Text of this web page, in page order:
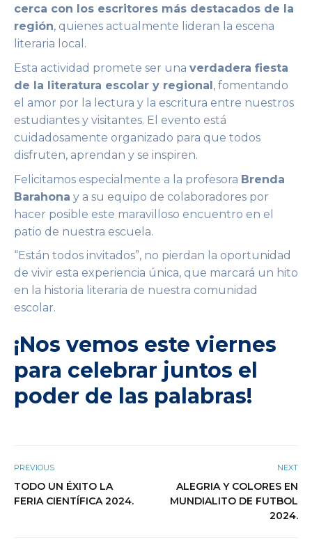
cerca con los escritores más destacados de la
región, quienes actualmente lideran la escena
literaria local.
Esta actividad promete ser una verdadera fiesta
de la literatura escolar y regional, fomentando
el amor por la lectura y la escritura entre nuestros
estudiantes y visitantes. El evento está
cuidadosamente organizado para que todos
disfruten, aprendan y se inspiren.
Felicitamos especialmente a la profesora Brenda
Barahona y a su equipo de colaboradores por
hacer posible este maravilloso encuentro en el
patio de nuestra escuela.
“Están todos invitados”, no pierdan la oportunidad
de vivir esta experiencia única, que marcará un hito
en la historia literaria de nuestra comunidad
escolar.
¡Nos vemos este viernes
para celebrar juntos el
poder de las palabras!
PREVIOUS
TODO UN ÉXITO LA
FERIA CIENTÍFICA 2024.
NEXT
ALEGRIA Y COLORES EN
MUNDIALITO DE FUTBOL
2024.